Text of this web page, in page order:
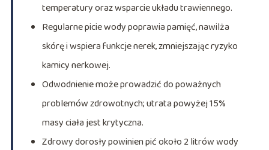
temperatury oraz wsparcie układu trawiennego.
Regularne picie wody poprawia pamięć, nawilża
skórę i wspiera funkcje nerek, zmniejszając ryzyko
kamicy nerkowej.
Odwodnienie może prowadzić do poważnych
problemów zdrowotnych; utrata powyżej 15%
masy ciała jest krytyczna.
Zdrowy dorosły powinien pić około 2 litrów wody